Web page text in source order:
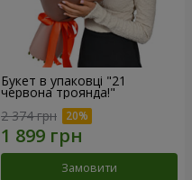
Букет в упаковці "21
червона троянда!"
2 374 грн
Замовити